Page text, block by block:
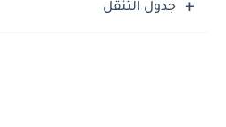
جدول التنقل